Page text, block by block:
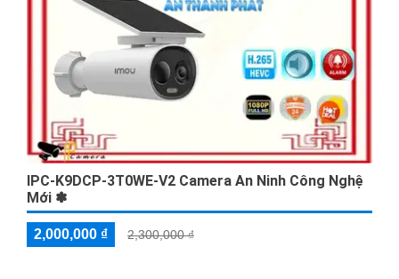
chần chừ, hãy bảo vệ ngôi nhà và gia đình của bạn ngay hôm
nay với sự hỗ trợ từ Camera wifi Thân Ngoài Trời chất lượng giá
Hy vọng thông tin trên sẽ giá trị cao cho bạn. Chúc bạn tìm
được sản phẩm phù hợp cho nhu cầu của mình!
IPC-K9DCP-3T0WE-V2 Camera An Ninh Công Nghệ
Mới ✽
2,000,000 ₫ 2,300,000 ₫